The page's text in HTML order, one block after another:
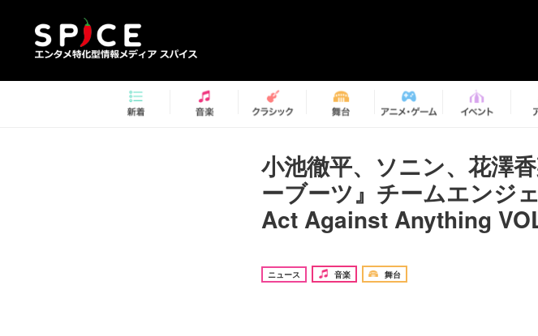
小池徹平、ソニン、花澤
ーブーツ』チームエンジ
Act Against Anything
ニュース 音楽 舞台